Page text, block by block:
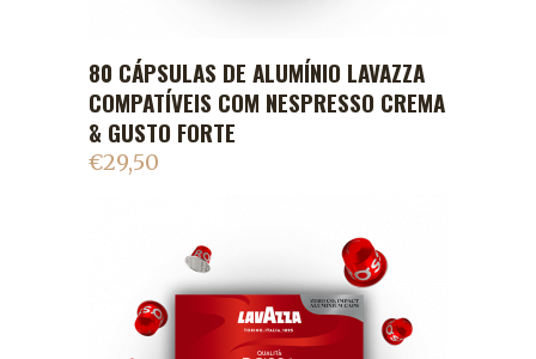
ADICIONAR AO CARRINHO
80 CÁPSULAS DE ALUMÍNIO LAVAZZA
COMPATÍVEIS COM NESPRESSO CREMA
& GUSTO FORTE
€29,50